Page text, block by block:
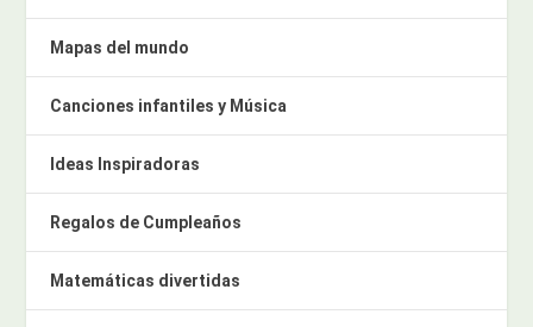
Mapas del mundo
Canciones infantiles y Música
Ideas Inspiradoras
Regalos de Cumpleaños
Matemáticas divertidas